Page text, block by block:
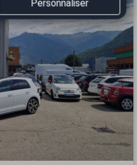
Personnaliser